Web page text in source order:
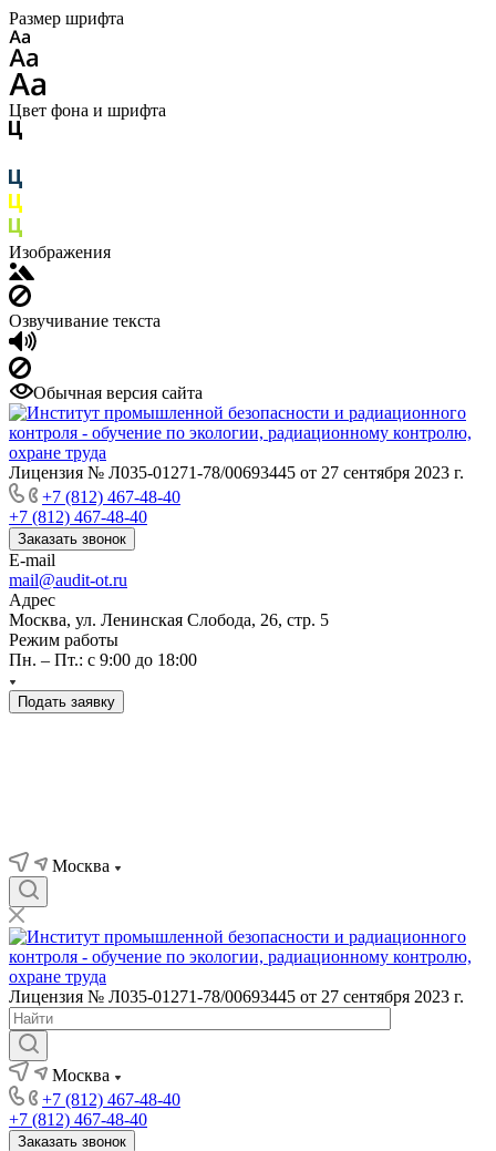
Размер шрифта
Цвет фона и шрифта
Изображения
Озвучивание текста
Обычная версия сайта
Лицензия № Л035-01271-78/00693445 от 27 сентября 2023 г.
+7 (812) 467-48-40
+7 (812) 467-48-40
Заказать звонок
E-mail
mail@audit-ot.ru
Адрес
Москва, ул. Ленинская Слобода, 26, стр. 5
Режим работы
Пн. – Пт.: с 9:00 до 18:00
Подать заявку
Москва
Лицензия № Л035-01271-78/00693445 от 27 сентября 2023 г.
Москва
+7 (812) 467-48-40
+7 (812) 467-48-40
Заказать звонок